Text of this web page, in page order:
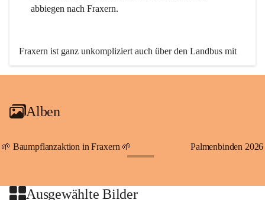
abbiegen nach Fraxern.
Fraxern ist ganz unkompliziert auch über den Landbus mit
den öffentlichen Verkehrsmitteln zu erreichen. Die Linie
An Samstagen, Sonn- und Feiertagen können Sie bequem
persönlichen Linienbus zur gewünschten Zeit zu Ihrer
Haltestelle bestellen. Sowohl von Weiler kommend nach
beide Fahrten Weiler-Fraxern-Weiler.
Alben
🌱 Baumpflanzaktion in Fraxern 🌱 Palmenbinden 2026
Ausgewählte Bilder